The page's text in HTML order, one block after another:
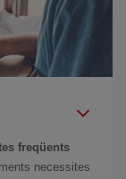
freqüents
necessites